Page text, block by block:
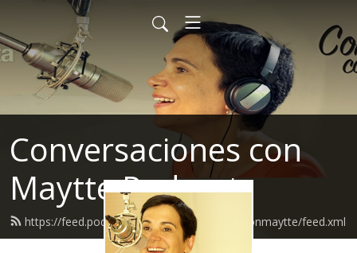
Conversaciones con
Maytte Podcast
https://feed.podbean.com/conversacionesconmaytte/feed.xml